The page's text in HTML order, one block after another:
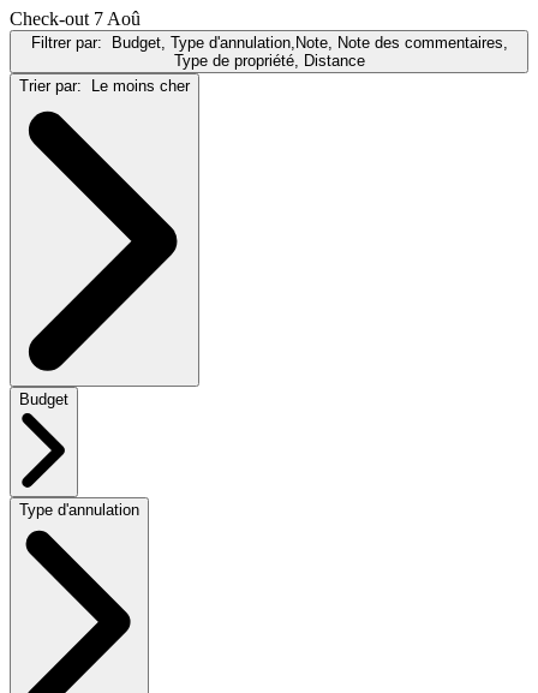
Check-out 7 Aoû
Filtrer par:
Budget, Type d'annulation,Note, Note des commentaires,
Type de propriété, Distance
Trier par:
Le moins cher
Budget
Type d'annulation